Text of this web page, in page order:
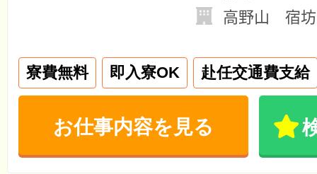
高野山 宿
寮費無料 即入寮OK 赴任交通費支給
お仕事内容を見る